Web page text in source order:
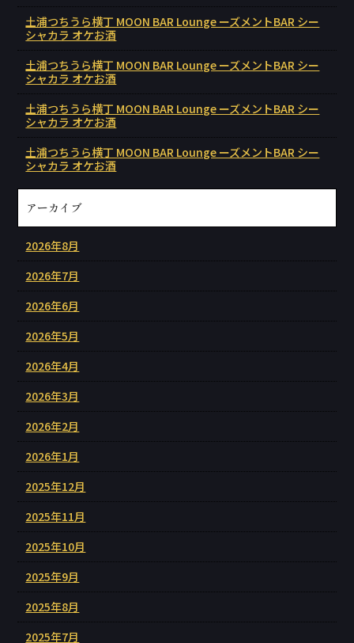
土浦つちうら横丁 MOON BAR Lounge ーズメントBAR シー
シャカラ オケお酒
土浦つちうら横丁 MOON BAR Lounge ーズメントBAR シー
シャカラ オケお酒
土浦つちうら横丁 MOON BAR Lounge ーズメントBAR シー
シャカラ オケお酒
土浦つちうら横丁 MOON BAR Lounge ーズメントBAR シー
シャカラ オケお酒
アーカイブ
2026年8月
2026年7月
2026年6月
2026年5月
2026年4月
2026年3月
2026年2月
2026年1月
2025年12月
2025年11月
2025年10月
2025年9月
2025年8月
2025年7月